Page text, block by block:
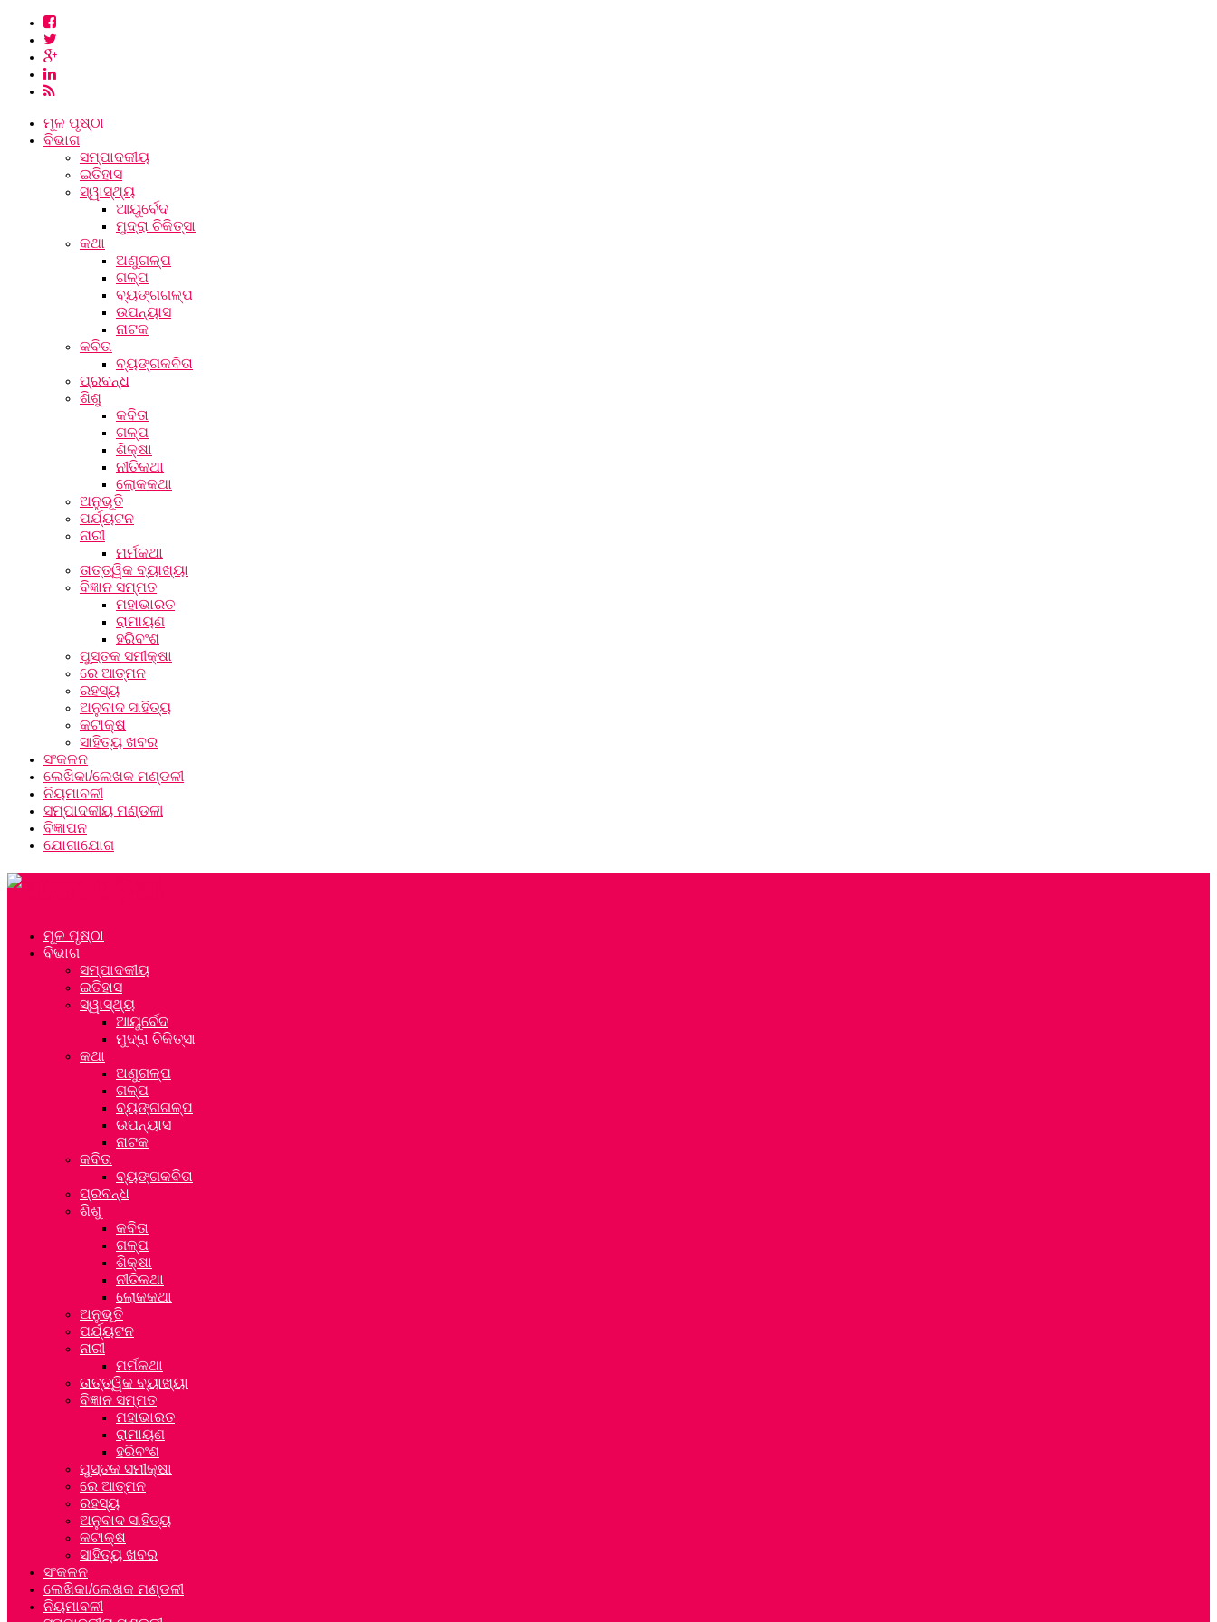
ମୂଳ ପୃଷ୍ଠା
ବିଭାଗ
ସମ୍ପାଦକୀୟ
ଇତିହାସ
ସ୍ୱାସ୍ଥ୍ୟ
ଆୟୁର୍ବେଦ
ମୁଦ୍ରା ଚିକିତ୍ସା
କଥା
ଅଣୁଗଳ୍ପ
ଗଳ୍ପ
ବ୍ୟଙ୍ଗଗଳ୍ପ
ଉପନ୍ୟାସ
ନାଟକ
କବିତା
ବ୍ୟଙ୍ଗକବିତା
ପ୍ରବନ୍ଧ
ଶିଶୁ
କବିତା
ଗଳ୍ପ
ଶିକ୍ଷା
ନୀତିକଥା
ଲୋକକଥା
ଅନୁଭୂତି
ପର୍ଯ୍ୟଟନ
ନାରୀ
ମର୍ମକଥା
ତାତ୍ତ୍ୱିକ ବ୍ୟାଖ୍ୟା
ବିଜ୍ଞାନ ସମ୍ମତ
ମହାଭାରତ
ରାମାୟଣ
ହରିବଂଶ
ପୁସ୍ତକ ସମୀକ୍ଷା
ରେ ଆତ୍ମନ
ରହସ୍ୟ
ଅନୁବାଦ ସାହିତ୍ୟ
କଟାକ୍ଷ
ସାହିତ୍ୟ ଖବର
ସଂକଳନ
ଲେଖିକା/ଲେଖକ ମଣ୍ଡଳୀ
ନିୟମାବଳୀ
ସମ୍ପାଦକୀୟ ମଣ୍ଡଳୀ
ବିଜ୍ଞାପନ
ଯୋଗାଯୋଗ
ମୂଳ ପୃଷ୍ଠା
ବିଭାଗ
ସମ୍ପାଦକୀୟ
ଇତିହାସ
ସ୍ୱାସ୍ଥ୍ୟ
ଆୟୁର୍ବେଦ
ମୁଦ୍ରା ଚିକିତ୍ସା
କଥା
ଅଣୁଗଳ୍ପ
ଗଳ୍ପ
ବ୍ୟଙ୍ଗଗଳ୍ପ
ଉପନ୍ୟାସ
ନାଟକ
କବିତା
ବ୍ୟଙ୍ଗକବିତା
ପ୍ରବନ୍ଧ
ଶିଶୁ
କବିତା
ଗଳ୍ପ
ଶିକ୍ଷା
ନୀତିକଥା
ଲୋକକଥା
ଅନୁଭୂତି
ପର୍ଯ୍ୟଟନ
ନାରୀ
ମର୍ମକଥା
ତାତ୍ତ୍ୱିକ ବ୍ୟାଖ୍ୟା
ବିଜ୍ଞାନ ସମ୍ମତ
ମହାଭାରତ
ରାମାୟଣ
ହରିବଂଶ
ପୁସ୍ତକ ସମୀକ୍ଷା
ରେ ଆତ୍ମନ
ରହସ୍ୟ
ଅନୁବାଦ ସାହିତ୍ୟ
କଟାକ୍ଷ
ସାହିତ୍ୟ ଖବର
ସଂକଳନ
ଲେଖିକା/ଲେଖକ ମଣ୍ଡଳୀ
ନିୟମାବଳୀ